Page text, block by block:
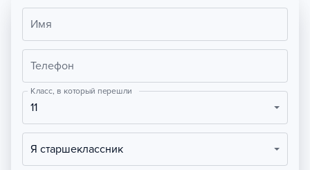
Имя
Телефон
Класс, в который перешли
11
Я старшеклассник